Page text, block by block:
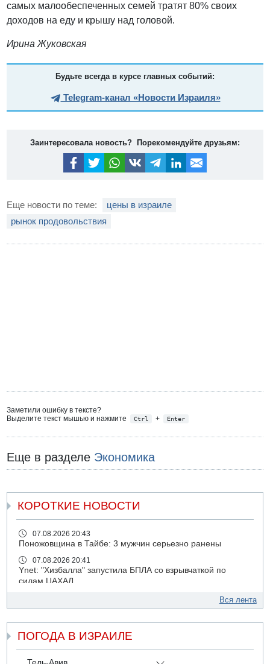
самых малообеспеченных семей тратят 80% своих
доходов на еду и крышу над головой.
Ирина Жуковская
Будьте всегда в курсе главных событий:
Telegram-канал «Новости Израиля»
Заинтересовала новость? Порекомендуйте друзьям:
Еще новости по теме:
цены в израиле
рынок продовольствия
Заметили ошибку в тексте?
Выделите текст мышью и нажмите
Ctrl + Enter
Еще в разделе Экономика
КОРОТКИЕ НОВОСТИ
07.08.2026 20:43
Поножовщина в Тайбе: 3 мужчин серьезно ранены
07.08.2026 20:41
Ynet: "Хизбалла" запустила БПЛА со взрывчаткой по
силам ЦАХАЛ
ДТП в Ашдоде: тяжело ранены двое маленьких детей
07.08.2026 19:14
Скончался водитель, врезавшийся в стену в
Иерусалиме
07.08.2026 17:57
Вся лента
ПОГОДА В ИЗРАИЛЕ